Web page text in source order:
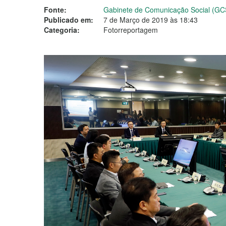
Fonte:
Gabinete de Comunicação Social
Publicado em:
7 de Março de 2019 às 18:43
Categoria:
Fotorreportagem